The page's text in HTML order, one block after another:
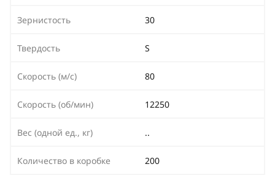
Зернистость 30
Твердость S
Скорость (м/с) 80
Скорость (об/мин) 12250
Вес (одной ед., кг) ..
Количество в коробке 200